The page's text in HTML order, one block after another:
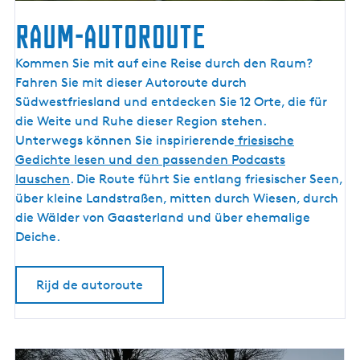
Raum-Autoroute
R
a
u
m
-
A
u
t
o
r
Kommen Sie mit auf eine Reise durch den Raum?
Fahren Sie mit dieser Autoroute durch
Südwestfriesland und entdecken Sie 12 Orte, die für
die Weite und Ruhe dieser Region stehen.
Unterwegs können Sie inspirierende friesische
Gedichte lesen und den passenden Podcasts
lauschen. Die Route führt Sie entlang friesischer Seen,
über kleine Landstraßen, mitten durch Wiesen, durch
die Wälder von Gaasterland und über ehemalige
Deiche.
Rijd de autoroute